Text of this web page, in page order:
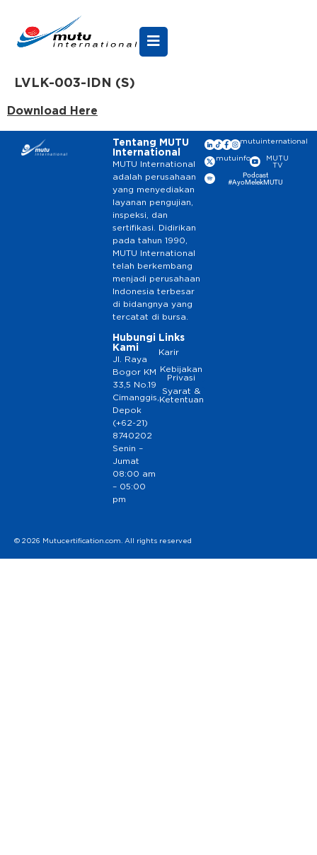
LVLK-003-IDN (S)
Download Here
Tentang MUTU
International
MUTU International
adalah perusahaan
yang menyediakan
layanan pengujian,
inspeksi, dan
sertifikasi. Didirikan
pada tahun 1990,
MUTU International
telah berkembang
menjadi perusahaan
Indonesia terbesar
di bidangnya yang
tercatat di bursa.
Hubungi
Kami
Jl. Raya
Bogor KM
33,5 No.19
Cimanggis,
Depok
(+62-21)
8740202
Senin –
Jumat
08:00 am
– 05:00
pm
Links
Karir
Kebijakan
Privasi
Syarat &
Ketentuan
mutuinternational
mutuinfo
MUTU
TV
Podcast
#AyoMelekMUTU
© 2026 Mutucertification.com. All rights reserved